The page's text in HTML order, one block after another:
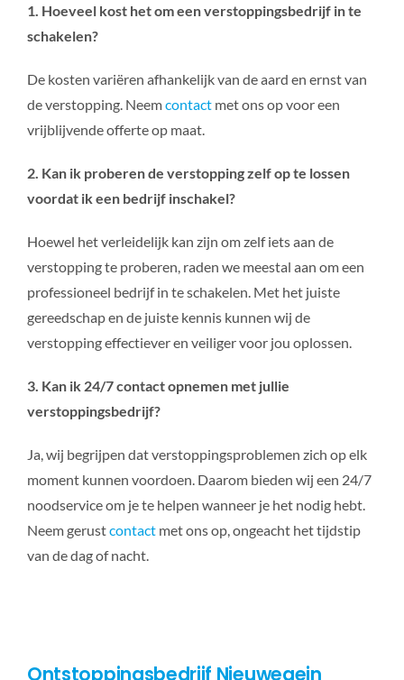
1. Hoeveel kost het om een verstoppingsbedrijf in te
schakelen?
De kosten variëren afhankelijk van de aard en ernst van
de verstopping. Neemcontactmet ons op voor een
vrijblijvende offerte op maat.
2. Kan ik proberen de verstopping zelf op te lossen
voordat ik een bedrijf inschakel?
Hoewel het verleidelijk kan zijn om zelf iets aan de
verstopping te proberen, raden we meestal aan om een
professioneel bedrijf in te schakelen. Met het juiste
gereedschap en de juiste kennis kunnen wij de
verstopping effectiever en veiliger voor jou oplossen.
3. Kan ik 24/7 contact opnemen met jullie
verstoppingsbedrijf?
Ja, wij begrijpen dat verstoppingsproblemen zich op elk
moment kunnen voordoen. Daarom bieden wij een 24/7
noodservice om je te helpen wanneer je het nodig hebt.
Neem gerustcontactmet ons op, ongeacht het tijdstip
van de dag of nacht.
Ontstoppingsbedrijf Nieuwegein